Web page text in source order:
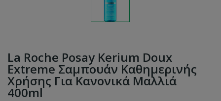
La Roche Posay Kerium Doux
Extreme Σαμπουάν Καθημερινής
Χρήσης Για Κανονικά Μαλλιά
400ml